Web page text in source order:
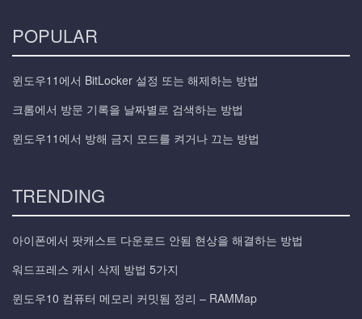
POPULAR
윈도우11에서 BitLocker 설정 또는 해제하는 방법
크롬에서 방문 기록을 날짜별로 검색하는 방법
윈도우11에서 방해 금지 모드를 켜거나 끄는 방법
TRENDING
아이폰에서 팟캐스트 다운로드 안됨 현상을 해결하는 방법
워드프레스 캐시 삭제 방법 5가지
윈도우10 컴퓨터 메모리 커밋됨 정리 – RAMMap